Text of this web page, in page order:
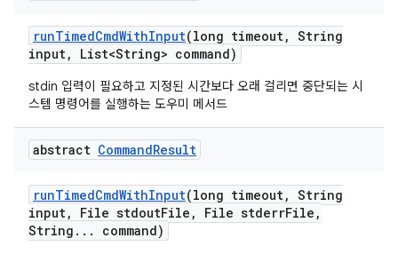
runTimedCmdWithInput(long timeout, String
input, List<String> command)
stdin 입력이 필요하고 지정된 시간보다 오래 걸리면 중단되는 시
스템 명령어를 실행하는 도우미 메서드
abstract CommandResult
runTimedCmdWithInput(long timeout, String
input, File stdoutFile , File stderrFile ,
String . . . command)